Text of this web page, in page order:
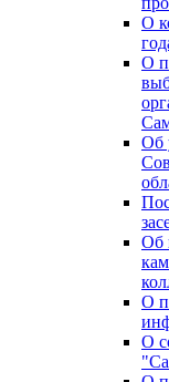
О
О
Об
Об
О
О